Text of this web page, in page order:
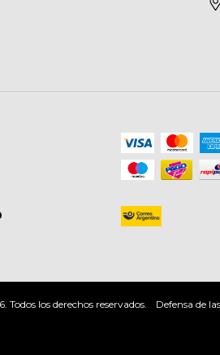
los derechos reservados. Defensa de